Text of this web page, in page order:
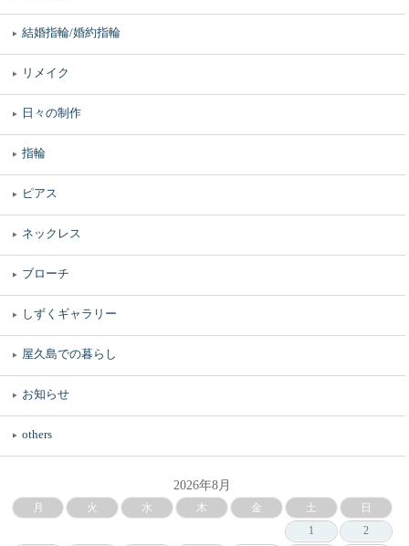
結婚指輪/婚約指輪
リメイク
日々の制作
指輪
ピアス
ネックレス
ブローチ
しずくギャラリー
屋久島での暮らし
お知らせ
others
2026年8月
月 火 水 木 金 土
日
1
2